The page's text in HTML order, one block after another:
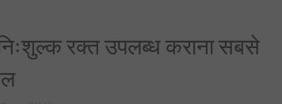
रक्त उपलब्ध कराना सबसे